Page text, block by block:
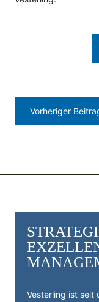
Vesterling ist seit
Vorheriger